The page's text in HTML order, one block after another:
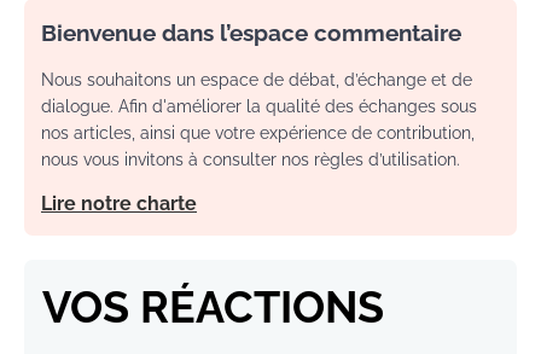
Bienvenue dans l’espace commentaire
Nous souhaitons un espace de débat, d’échange et de
dialogue. Afin d'améliorer la qualité des échanges sous
nos articles, ainsi que votre expérience de contribution,
nous vous invitons à consulter nos règles d’utilisation.
Lire notre charte
VOS RÉACTIONS